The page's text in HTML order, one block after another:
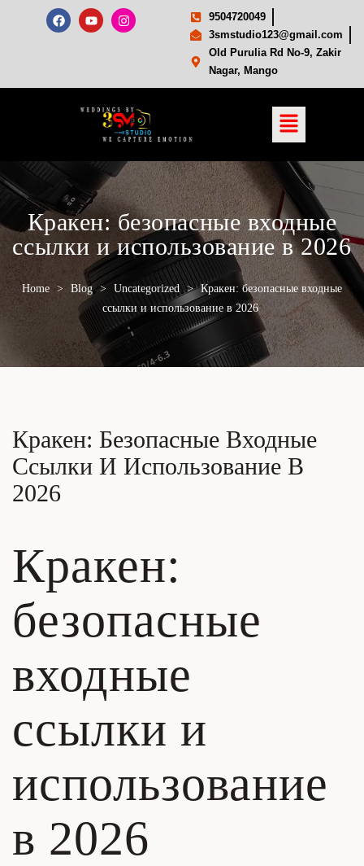
9504720049
3smstudio123@gmail.com
Old Purulia Rd No-9, Zakir
Nagar, Mango
Кракен: безопасные входные
ссылки и использование в 2026
Home > Blog > Uncategorized > Кракен: безопасные входные
ссылки и использование в 2026
Кракен: Безопасные Входные
Ссылки И Использование В
2026
Кракен:
безопасные
входные
ссылки и
использование
в 2026